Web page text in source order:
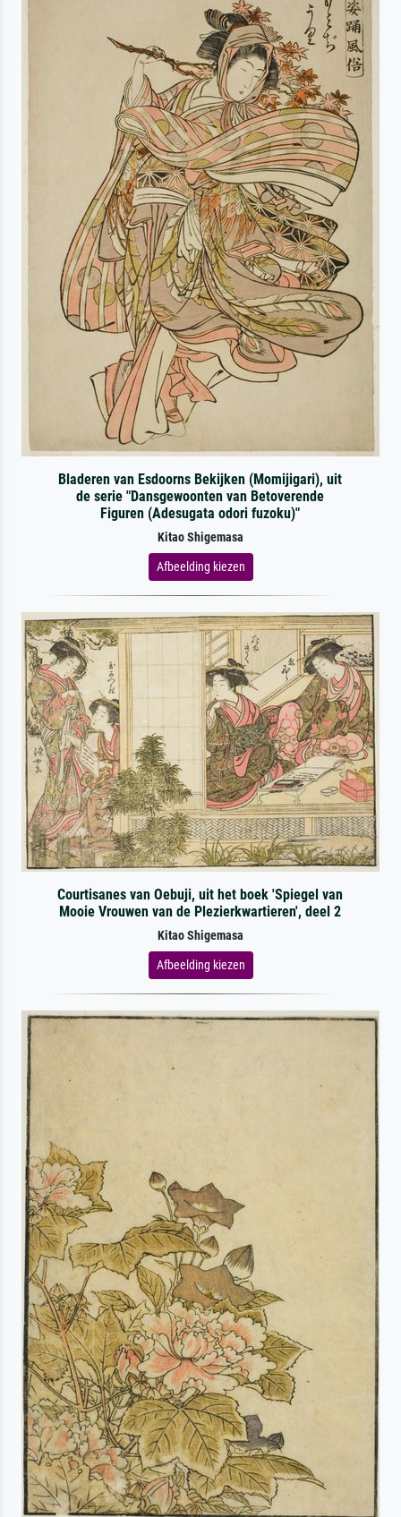
Bladeren van Esdoorns Bekijken (Momijigari), uit
de serie "Dansgewoonten van Betoverende
Figuren (Adesugata odori fuzoku)"
Kitao Shigemasa
Afbeelding kiezen
Courtisanes van Oebuji, uit het boek 'Spiegel van
Mooie Vrouwen van de Plezierkwartieren', deel 2
Kitao Shigemasa
Afbeelding kiezen